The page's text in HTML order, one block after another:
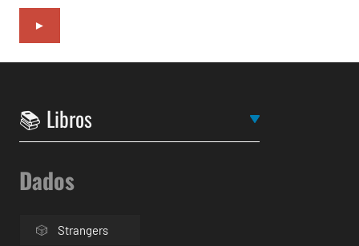
►
Dados
Strangers